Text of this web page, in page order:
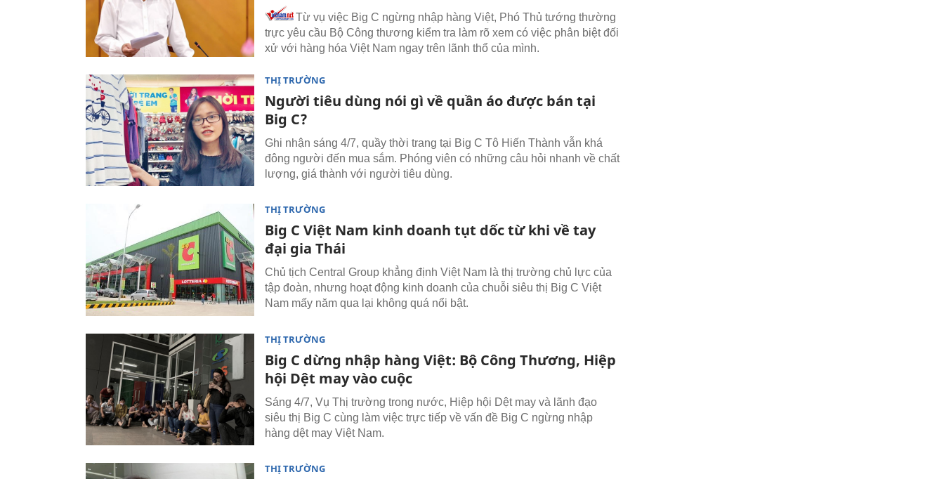
Từ vụ việc Big C ngừng nhập hàng Việt, Phó Thủ tướng thường
trực yêu cầu Bộ Công thương kiểm tra làm rõ xem có việc phân biệt đối
xử với hàng hóa Việt Nam ngay trên lãnh thổ của mình.
THỊ TRƯỜNG
Người tiêu dùng nói gì về quần áo được bán tại
Big C?
Ghi nhận sáng 4/7, quầy thời trang tại Big C Tô Hiến Thành vẫn khá
đông người đến mua sắm. Phóng viên có những câu hỏi nhanh về chất
lượng, giá thành với người tiêu dùng.
THỊ TRƯỜNG
Big C Việt Nam kinh doanh tụt dốc từ khi về tay
đại gia Thái
Chủ tịch Central Group khẳng định Việt Nam là thị trường chủ lực của
tập đoàn, nhưng hoạt động kinh doanh của chuỗi siêu thị Big C Việt
Nam mấy năm qua lại không quá nổi bật.
THỊ TRƯỜNG
Big C dừng nhập hàng Việt: Bộ Công Thương, Hiệp
hội Dệt may vào cuộc
Sáng 4/7, Vụ Thị trường trong nước, Hiệp hội Dệt may và lãnh đạo
siêu thị Big C cùng làm việc trực tiếp về vấn đề Big C ngừng nhập
hàng dệt may Việt Nam.
THỊ TRƯỜNG